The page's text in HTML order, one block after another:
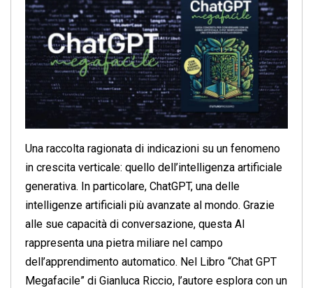
Una raccolta ragionata di indicazioni su un fenomeno
in crescita verticale: quello dell’intelligenza artificiale
generativa. In particolare, ChatGPT, una delle
intelligenze artificiali più avanzate al mondo. Grazie
alle sue capacità di conversazione, questa AI
rappresenta una pietra miliare nel campo
dell’apprendimento automatico. Nel Libro “Chat GPT
Megafacile” di Gianluca Riccio, l’autore esplora con un